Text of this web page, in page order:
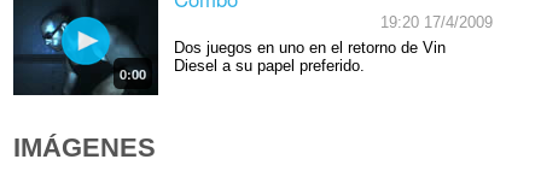
0:00
19:20 17/4/2009
Dos juegos en uno en el retorno de Vin
Diesel a su papel preferido.
IMÁGENES